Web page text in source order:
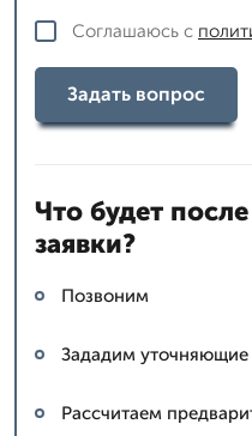
Соглашаюсь с
Задать вопрос
Что будет
заявки?
Позвоним
Зададим
Рассчитаем